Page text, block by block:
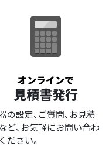
オンラインで
見積書発行
の設定、ご質問、お見積
ど、お気軽にお問い合わ
ださい。